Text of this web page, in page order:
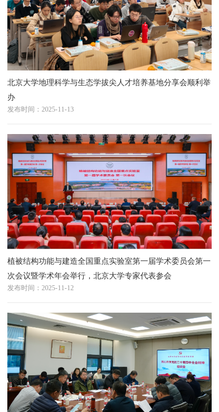
北京大学地理科学与生态学拔尖人才培养基地分享会顺利举
办
发布时间：2025-11-13
植被结构功能与建造全国重点实验室第一届学术委员会第一
次会议暨学术年会举行，北京大学专家代表参会
发布时间：2025-11-12